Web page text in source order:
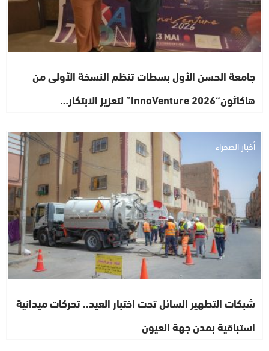
جامعة الحسن الأول بسطات تنظم النسخة الأولى من
هاكاثون“InnoVenture 2026” لتعزيز الابتكار…
أخبار الصحراء
شبكات التطهير السائل تحت اختبار العيد.. تحركات ميدانية
استباقية بمدن جهة العيون